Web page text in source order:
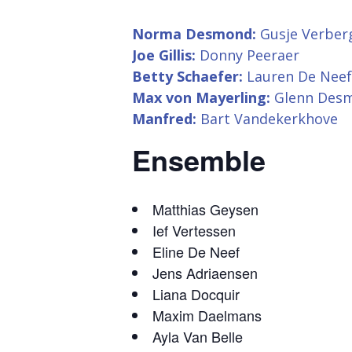
Norma Desmond: Gusje
Joe Gillis: Donny Peeraer
Betty Schaefer: Lauren De Neef
Max von Mayerling: Glenn
Manfred: Bart Vandekerkhove
Ensemble
Matthias Geysen
Ief Vertessen
Eline De Neef
Jens Adriaensen
Liana Docquir
Maxim Daelmans
Ayla Van Belle